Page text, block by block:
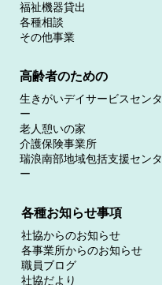
福祉機器貸出
各種相談
その他事業
高齢者のための
生きがいデイサービスセンタ
ー
老人憩いの家
介護保険事業所
瑞浪南部地域包括支援センタ
ー
各種お知らせ事項
社協からのお知らせ
各事業所からのお知らせ
職員ブログ
社協だより